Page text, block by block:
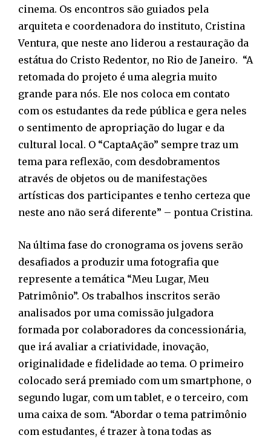
cinema. Os encontros são guiados pela
arquiteta e coordenadora do instituto, Cristina
Ventura, que neste ano liderou a restauração da
estátua do Cristo Redentor, no Rio de Janeiro. “A
retomada do projeto é uma alegria muito
grande para nós. Ele nos coloca em contato
com os estudantes da rede pública e gera neles
o sentimento de apropriação do lugar e da
cultural local. O “CaptaAção” sempre traz um
tema para reflexão, com desdobramentos
através de objetos ou de manifestações
artísticas dos participantes e tenho certeza que
neste ano não será diferente” – pontua Cristina.
Na última fase do cronograma os jovens serão
desafiados a produzir uma fotografia que
represente a temática “Meu Lugar, Meu
Patrimônio”. Os trabalhos inscritos serão
analisados por uma comissão julgadora
formada por colaboradores da concessionária,
que irá avaliar a criatividade, inovação,
originalidade e fidelidade ao tema. O primeiro
colocado será premiado com um smartphone, o
segundo lugar, com um tablet, e o terceiro, com
uma caixa de som. “Abordar o tema patrimônio
com estudantes, é trazer à tona todas as